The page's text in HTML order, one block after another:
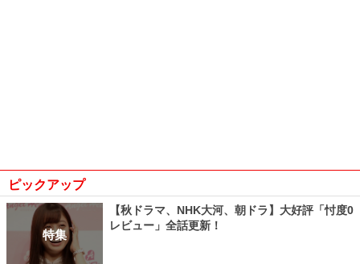
ピックアップ
特集
【秋ドラマ、NHK大河、朝ドラ】大好評「忖度0
レビュー」全話更新！